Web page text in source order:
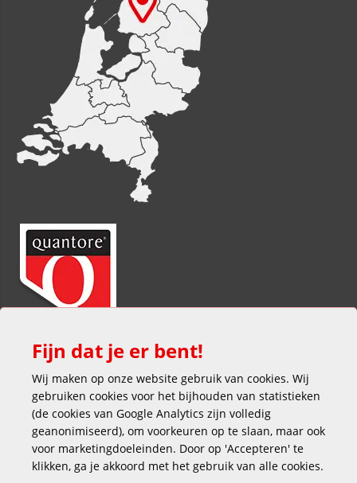
Veilig en gemakkelijk betalen
Fijn dat je er bent!
Wij maken op onze website gebruik van cookies. Wij
gebruiken cookies voor het bijhouden van statistieken
(de cookies van Google Analytics zijn volledig
geanonimiseerd), om voorkeuren op te slaan, maar ook
voor marketingdoeleinden. Door op 'Accepteren' te
klikken, ga je akkoord met het gebruik van alle cookies.